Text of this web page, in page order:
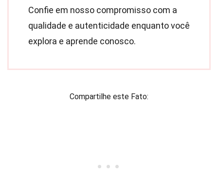
Confie em nosso compromisso com a
qualidade e autenticidade enquanto você
explora e aprende conosco.
Compartilhe este Fato: